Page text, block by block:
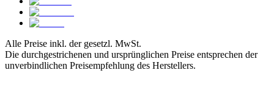
Alle Preise inkl. der gesetzl. MwSt.
Die durchgestrichenen und ursprünglichen Preise entsprechen der
unverbindlichen Preisempfehlung des Herstellers.